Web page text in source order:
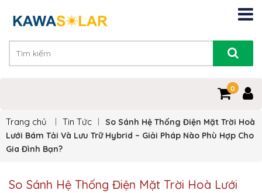
0
0
Trang chủ Tin Tức
So Sánh Hệ Thống Điện Mặt Trời Hoà
Lưới Bám Tải Và Lưu Trữ Hybrid – Giải Pháp Nào Phù Hợp Cho
Gia Đình Bạn?
So Sánh Hệ Thống Điện Mặt Trời Hoà Lưới